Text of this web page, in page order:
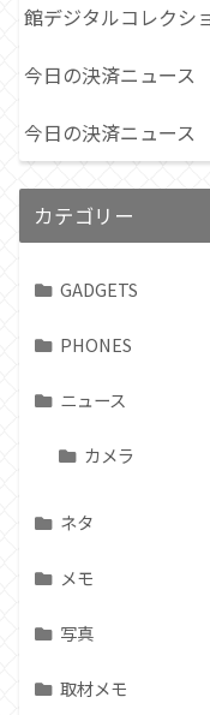
館デジタルコレクシ
今日の決済ニュース
今日の決済ニュース
カテゴリー
GADGETS
PHONES
ニュース
カメラ
ネタ
メモ
写真
取材メモ